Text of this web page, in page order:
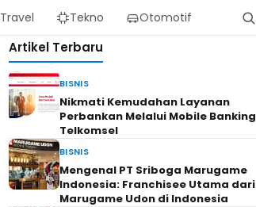
Travel Tekno Otomotif
Artikel Terbaru
BISNIS
Nikmati Kemudahan Layanan
Perbankan Melalui Mobile Banking
Telkomsel
BISNIS
Mengenal PT Sriboga Marugame
Indonesia: Franchisee Utama dari
Marugame Udon di Indonesia